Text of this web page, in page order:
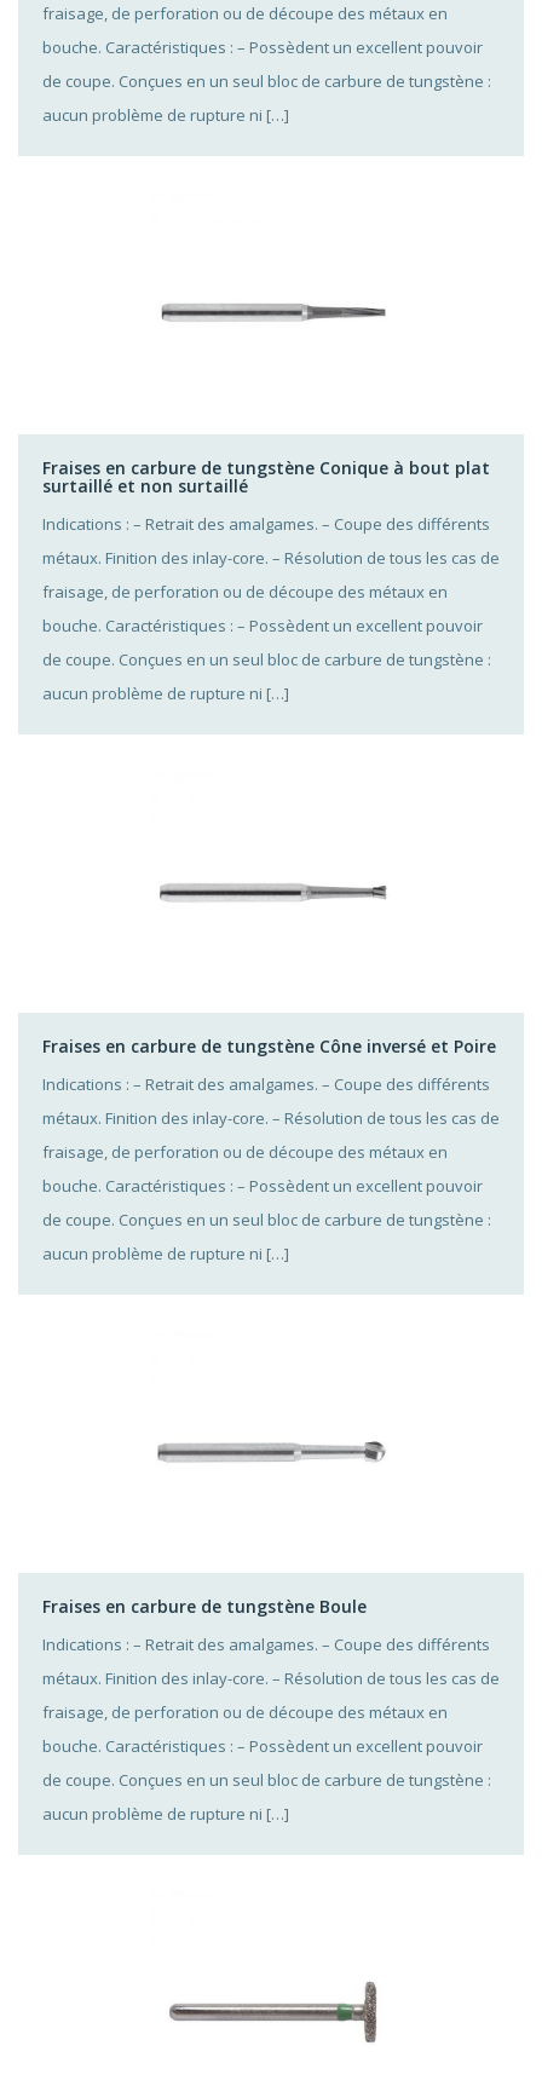
fraisage, de perforation ou de découpe des métaux en
bouche. Caractéristiques : – Possèdent un excellent pouvoir
de coupe. Conçues en un seul bloc de carbure de tungstène :
aucun problème de rupture ni […]
Fraises en carbure de tungstène Conique à bout plat
surtaillé et non surtaillé
Indications : – Retrait des amalgames. – Coupe des différents
métaux. Finition des inlay-core. – Résolution de tous les cas de
fraisage, de perforation ou de découpe des métaux en
bouche. Caractéristiques : – Possèdent un excellent pouvoir
de coupe. Conçues en un seul bloc de carbure de tungstène :
aucun problème de rupture ni […]
Fraises en carbure de tungstène Cône inversé et Poire
Indications : – Retrait des amalgames. – Coupe des différents
métaux. Finition des inlay-core. – Résolution de tous les cas de
fraisage, de perforation ou de découpe des métaux en
bouche. Caractéristiques : – Possèdent un excellent pouvoir
de coupe. Conçues en un seul bloc de carbure de tungstène :
aucun problème de rupture ni […]
Fraises en carbure de tungstène Boule
Indications : – Retrait des amalgames. – Coupe des différents
métaux. Finition des inlay-core. – Résolution de tous les cas de
fraisage, de perforation ou de découpe des métaux en
bouche. Caractéristiques : – Possèdent un excellent pouvoir
de coupe. Conçues en un seul bloc de carbure de tungstène :
aucun problème de rupture ni […]